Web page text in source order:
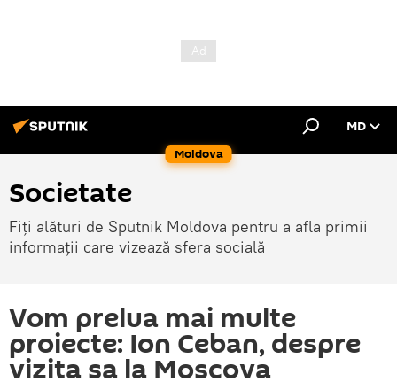
Moldova
MD
Societate
Fiți alături de Sputnik Moldova pentru a afla primii
informații care vizează sfera socială
Vom prelua mai multe
proiecte: Ion Ceban, despre
vizita sa la Moscova